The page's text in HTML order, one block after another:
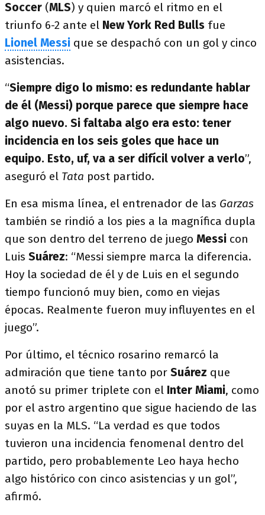
Soccer (MLS) y quien marcó el ritmo en el
triunfo 6-2 ante el New York Red Bulls fue
Lionel Messi que se despachó con un gol y cinco
asistencias.
“Siempre digo lo mismo: es redundante hablar
de él (Messi) porque parece que siempre hace
algo nuevo. Si faltaba algo era esto: tener
incidencia en los seis goles que hace un
equipo. Esto, uf, va a ser difícil volver a verlo”,
aseguró el Tata post partido.
En esa misma línea, el entrenador de las Garzas
también se rindió a los pies a la magnífica dupla
que son dentro del terreno de juego Messi con
Luis Suárez: “Messi siempre marca la diferencia.
Hoy la sociedad de él y de Luis en el segundo
tiempo funcionó muy bien, como en viejas
épocas. Realmente fueron muy influyentes en el
juego”.
Por último, el técnico rosarino remarcó la
admiración que tiene tanto por Suárez que
anotó su primer triplete con el Inter Miami, como
por el astro argentino que sigue haciendo de las
suyas en la MLS. “La verdad es que todos
tuvieron una incidencia fenomenal dentro del
partido, pero probablemente Leo haya hecho
algo histórico con cinco asistencias y un gol”,
afirmó.